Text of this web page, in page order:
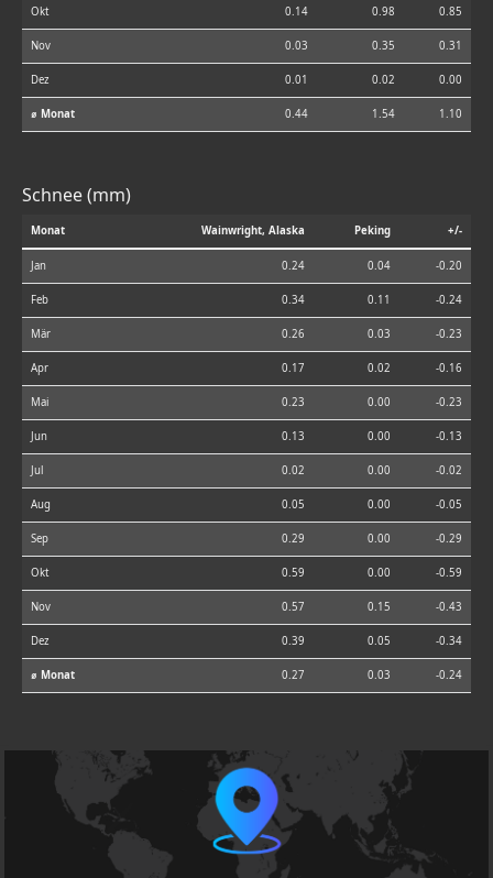
Okt 0.14 0.98 0.85
Nov 0.03 0.35 0.31
Dez 0.01 0.02 0.00
⌀ Monat 0.44 1.54 1.10
Schnee (mm)
Monat Wainwright, Alaska Peking +/-
Jan 0.24 0.04 -0.20
Feb 0.34 0.11 -0.24
Mär 0.26 0.03 -0.23
Apr 0.17 0.02 -0.16
Mai 0.23 0.00 -0.23
Jun 0.13 0.00 -0.13
Jul 0.02 0.00 -0.02
Aug 0.05 0.00 -0.05
Sep 0.29 0.00 -0.29
Okt 0.59 0.00 -0.59
Nov 0.57 0.15 -0.43
Dez 0.39 0.05 -0.34
⌀ Monat 0.27 0.03 -0.24